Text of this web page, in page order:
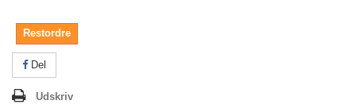
Restordre
Del
Udskriv